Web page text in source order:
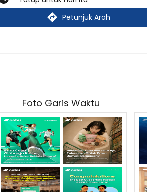
Petunjuk Arah
Foto Garis Waktu